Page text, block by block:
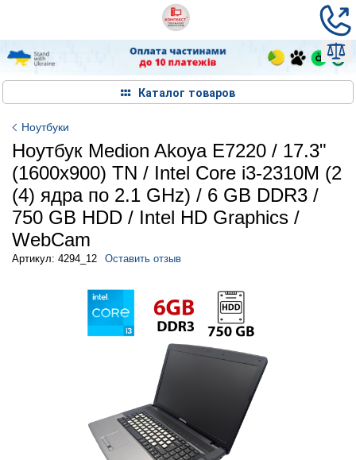
Каталог товаров
Ноутбуки
Ноутбук Medion Akoya E7220 / 17.3"
(1600x900) TN / Intel Core i3-2310M (2
(4) ядра по 2.1 GHz) / 6 GB DDR3 /
750 GB HDD / Intel HD Graphics /
WebCam
Артикул: 4294_12 Оставить отзыв